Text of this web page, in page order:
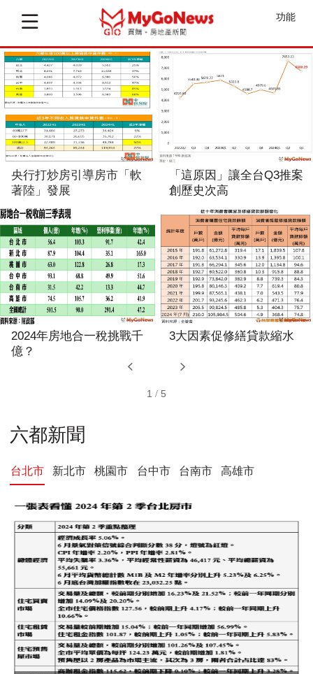
功能
Q3商用不動產創單季歷史
新高
央行不動產「放款降溫」
立場不變
新店大豐段海砂屋自主都
更邁向重建下一步
做住戶一輩子靠山 桃績優
心蓋房
2 / 5
六都新聞
台北市 新北市 桃園市 台中市 台南市 高雄市